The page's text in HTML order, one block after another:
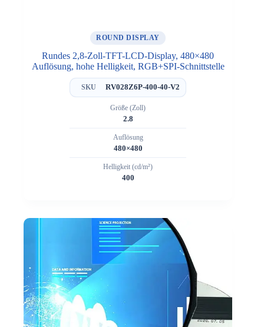
ROUND DISPLAY
Rundes 2,8-Zoll-TFT-LCD-Display, 480×480
Auflösung, hohe Helligkeit, RGB+SPI-Schnittstelle
SKU RV028Z6P-400-40-V2
Größe (Zoll)
2.8
Auflösung
480×480
Helligkeit (cd/m²)
400